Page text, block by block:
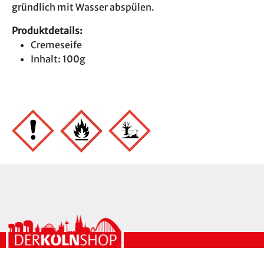
gründlich mit Wasser abspülen.
Produktdetails:
Cremeseife
Inhalt: 100g